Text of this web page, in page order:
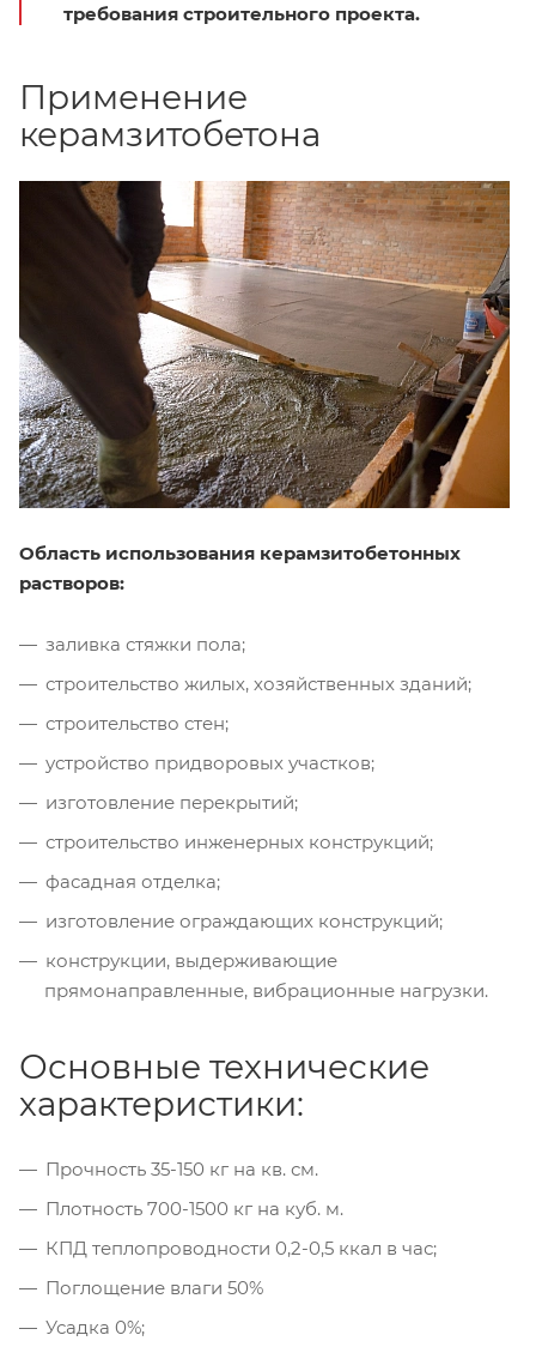
требования строительного проекта.
Применение
керамзитобетона
Область использования керамзитобетонных
растворов:
заливка стяжки пола;
строительство жилых, хозяйственных зданий;
строительство стен;
устройство придворовых участков;
изготовление перекрытий;
строительство инженерных конструкций;
фасадная отделка;
изготовление ограждающих конструкций;
конструкции, выдерживающие
прямонаправленные, вибрационные нагрузки.
Основные технические
характеристики:
Прочность 35-150 кг на кв. см.
Плотность 700-1500 кг на куб. м.
КПД теплопроводности 0,2-0,5 ккал в час;
Поглощение влаги 50%
Усадка 0%;